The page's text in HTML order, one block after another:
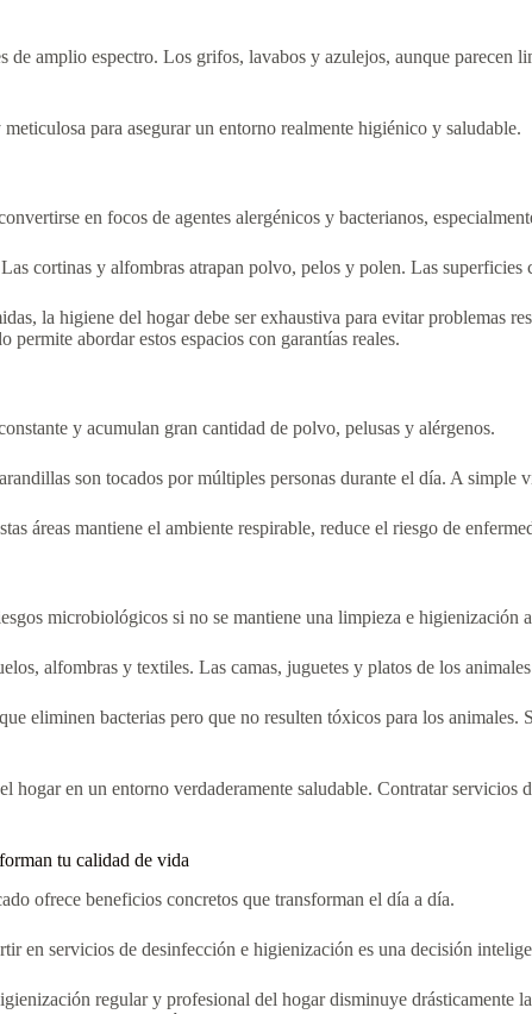
amplio espectro. Los grifos, lavabos y azulejos, aunque parecen
para asegurar un entorno realmente higiénico y saludable.
en focos de agentes alergénicos y bacterianos,
cortinas y alfombras atrapan polvo, pelos y polen. Las
la higiene del hogar debe ser exhaustiva para evitar problemas
abordar estos espacios con garantías reales.
y acumulan gran cantidad de polvo, pelusas y alérgenos.
son tocados por múltiples personas durante el día. A simple
áreas mantiene el ambiente respirable, reduce el riesgo de
microbiológicos si no se mantiene una limpieza e higienización
alfombras y textiles. Las camas, juguetes y platos de los
eliminen bacterias pero que no resulten tóxicos para los
hogar en un entorno verdaderamente saludable. Contratar
tu calidad de vida
ofrece beneficios concretos que transforman el día a día.
en servicios de desinfección e higienización es una decisión
regular y profesional del hogar disminuye drásticamente